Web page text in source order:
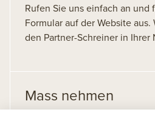
Rufen Sie uns einfach an und
Formular auf der Website
den Partner-Schreiner in Ihrer
Mass nehmen